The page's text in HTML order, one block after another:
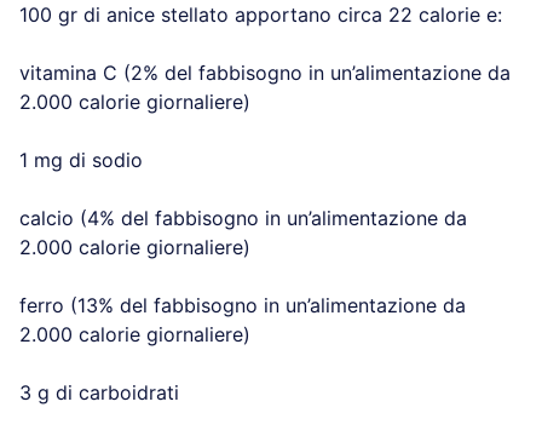
100 gr di anice stellato apportano circa 22 calorie e:
vitamina C (2% del fabbisogno in un’alimentazione da
2.000 calorie giornaliere)
1 mg di sodio
calcio (4% del fabbisogno in un’alimentazione da
2.000 calorie giornaliere)
ferro (13% del fabbisogno in un’alimentazione da
2.000 calorie giornaliere)
3 g di carboidrati